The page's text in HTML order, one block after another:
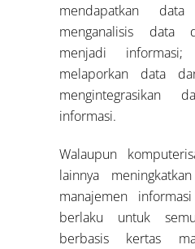
mendapatkan
menganalisis data
menjadi
melaporkan data
mengintegrasikan
informasi.
Walaupun
lainnya
manajemen
berlaku untuk
berbasis kertas